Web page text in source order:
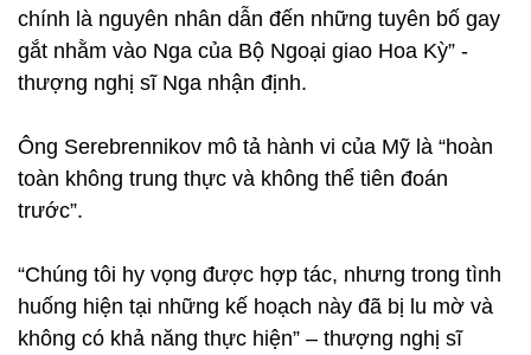
chính là nguyên nhân dẫn đến những tuyên bố gay
gắt nhằm vào Nga của Bộ Ngoại giao Hoa Kỳ” -
thượng nghị sĩ Nga nhận định.
Ông Serebrennikov mô tả hành vi của Mỹ là “hoàn
toàn không trung thực và không thể tiên đoán
trước”.
“Chúng tôi hy vọng được hợp tác, nhưng trong tình
huống hiện tại những kế hoạch này đã bị lu mờ và
không có khả năng thực hiện” – thượng nghị sĩ